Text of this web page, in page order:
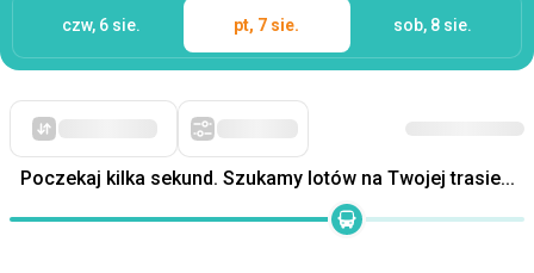
czw, 6 sie. pt, 7 sie. sob, 8 sie.
Po pierwsze, tanie